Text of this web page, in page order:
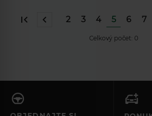
ZÍSKAJTE
PREHĽAD O
2 3 4 5 6 7
Celkový počet: 0